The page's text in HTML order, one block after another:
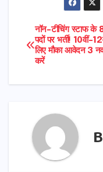
Post
नॉन-टीचिंग स्टाफ के
पदों पर भर्ती! 10वीं-
लिए मौका आवेदन 3
करें